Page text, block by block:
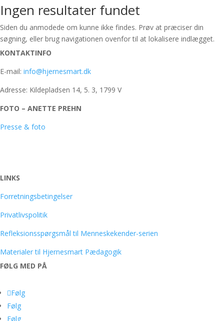
Ingen resultater fundet
Siden du anmodede om kunne ikke findes. Prøv at præciser din
søgning, eller brug navigationen ovenfor til at lokalisere indlægget.
KONTAKTINFO
E-mail: info@hjernesmart.dk
Adresse: Kildepladsen 14, 5. 3, 1799 V
FOTO – ANETTE PREHN
Presse & foto
LINKS
Forretningsbetingelser
Privatlivspolitik
Refleksionsspørgsmål til Menneskekender-serien
Materialer til Hjernesmart Pædagogik
FØLG MED PÅ
Følg
Følg
Følg